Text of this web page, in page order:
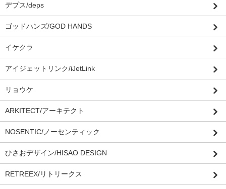
デプス/deps
ゴッドハンズ/GOD HANDS
イケクラ
アイジェットリンク/iJetLink
リョウケ
ARKITECT/アーキテクト
NOSENTIC/ノーセンティック
ひさおデザイン/HISAO DESIGN
RETREEX/リトリークス